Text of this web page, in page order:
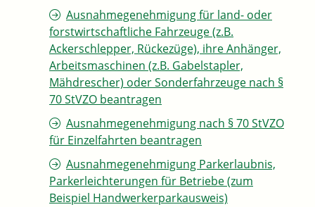
Ausnahmegenehmigung für land- oder
forstwirtschaftliche Fahrzeuge (z.B.
Ackerschlepper, Rückezüge), ihre Anhänger,
Arbeitsmaschinen (z.B. Gabelstapler,
Mähdrescher) oder Sonderfahrzeuge nach §
70 StVZO beantragen
Ausnahmegenehmigung nach § 70 StVZO
für Einzelfahrten beantragen
Ausnahmegenehmigung Parkerlaubnis,
Parkerleichterungen für Betriebe (zum
Beispiel Handwerkerparkausweis)